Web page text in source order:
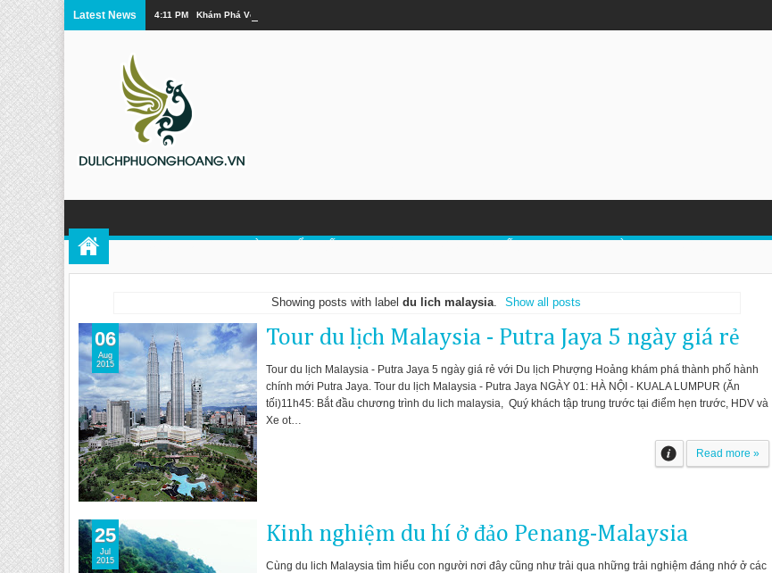
Latest News 4:11 PM Khám Phá Vẻ Đẹp Tuyệt Vời Của Cửu Trại Câu Trong Mùa Đông
Showing posts with label du lich malaysia. Show all posts
Tour du lịch Malaysia - Putra Jaya 5 ngày giá rẻ
Tour du lịch Malaysia - Putra Jaya 5 ngày giá rẻ với Du lịch Phượng Hoảng khám phá thành phố hành
chính mới Putra Jaya. Tour du lịch Malaysia - Putra Jaya NGÀY 01: HÀ NỘI - KUALA LUMPUR (Ăn
tối)11h45: Bắt đầu chương trình du lich malaysia, Quý khách tập trung trước tại điểm hẹn trước, HDV và
Xe ot…
Read more »
06
Aug
2015
Kinh nghiệm du hí ở đảo Penang-Malaysia
Cùng du lich Malaysia tìm hiểu con người nơi đây cũng như trải qua những trải nghiệm đáng nhớ ở các
25
Jul
2015